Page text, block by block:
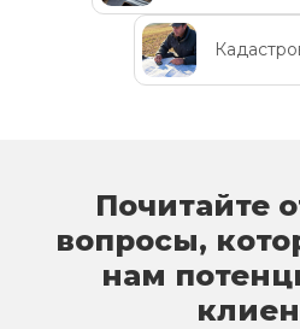
Почитайте
вопросы,
нам